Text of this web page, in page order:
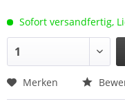
Sofort versandfertig,
Merken